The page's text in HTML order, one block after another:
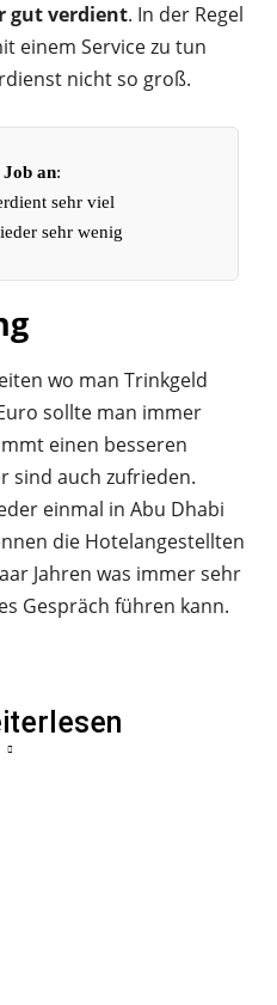
gut verdient. In der Regel
einem Service zu tun
nicht so groß.
an:
sehr viel
sehr wenig
wo man Trinkgeld
sollte man immer
einen besseren
sind auch zufrieden.
einmal in Abu Dhabi
die Hotelangestellten
Jahren was immer sehr
Gespräch führen kann.